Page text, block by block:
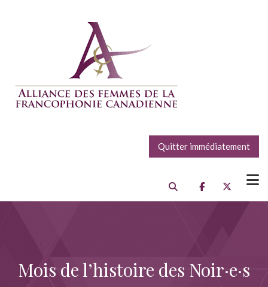
Quitter immédiatement
Mois de l’histoire des Noir·e·s